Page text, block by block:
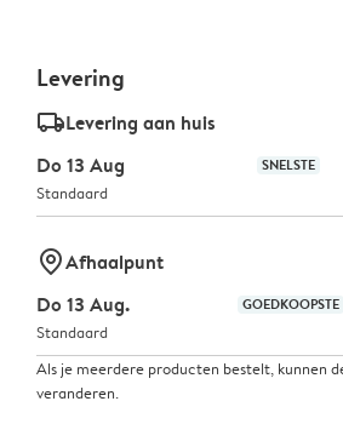
Levering
delivery_standard_v2Levering aan huis
Do 13 Aug
SNELSTE
Standaard
marker-pinAfhaalpunt
Do 13 Aug.
GOEDKOOPSTE
Standaard
Als je meerdere producten bestelt, kunnen
veranderen.